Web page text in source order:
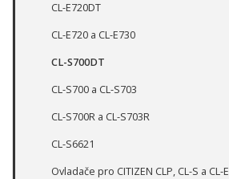
CL-E720DT
CL-E720 a CL-E730
CL-S700DT
CL-S700 a CL-S703
CL-S700R a CL-S703R
CL-S6621
Ovladače pro CITIZEN CLP, CL-S a CL-E